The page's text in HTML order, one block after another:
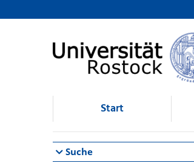
Browsen
direkt zum Inhalt
Start
Suche